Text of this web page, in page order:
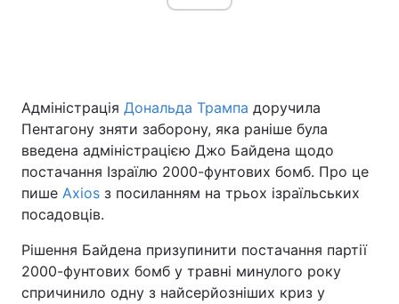
Адміністрація Дональда Трампа доручила
Пентагону зняти заборону, яка раніше була
введена адміністрацією Джо Байдена щодо
постачання Ізраїлю 2000-фунтових бомб. Про це
пише Axios з посиланням на трьох ізраїльських
посадовців.
Рішення Байдена призупинити постачання партії
2000-фунтових бомб у травні минулого року
спричинило одну з найсерйозніших криз у